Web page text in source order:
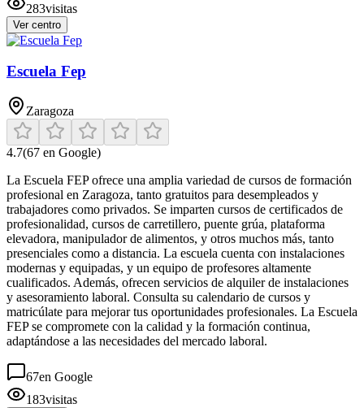
283visitas
Ver centro
Escuela Fep
Zaragoza
4.7(67 en Google)
La Escuela FEP ofrece una amplia variedad de cursos de formación
profesional en Zaragoza, tanto gratuitos para desempleados y
trabajadores como privados. Se imparten cursos de certificados de
profesionalidad, cursos de carretillero, puente grúa, plataforma
elevadora, manipulador de alimentos, y otros muchos más, tanto
presenciales como a distancia. La escuela cuenta con instalaciones
modernas y equipadas, y un equipo de profesores altamente
cualificados. Además, ofrecen servicios de alquiler de instalaciones
y asesoramiento laboral. Consulta su calendario de cursos y
matricúlate para mejorar tus oportunidades profesionales. La Escuela
FEP se compromete con la calidad y la formación continua,
adaptándose a las necesidades del mercado laboral.
67en Google
183visitas